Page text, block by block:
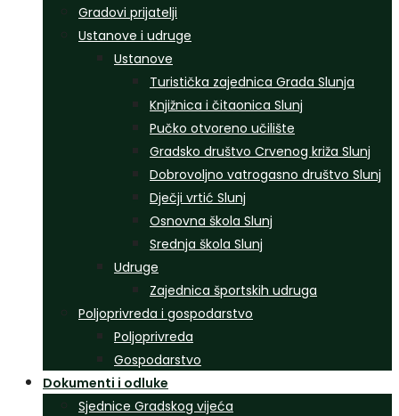
Gradovi prijatelji
Ustanove i udruge
Ustanove
Turistička zajednica Grada Slunja
Knjižnica i čitaonica Slunj
Pučko otvoreno učilište
Gradsko društvo Crvenog križa Slunj
Dobrovoljno vatrogasno društvo Slunj
Dječji vrtić Slunj
Osnovna škola Slunj
Srednja škola Slunj
Udruge
Zajednica športskih udruga
Poljoprivreda i gospodarstvo
Poljoprivreda
Gospodarstvo
Dokumenti i odluke
Sjednice Gradskog vijeća